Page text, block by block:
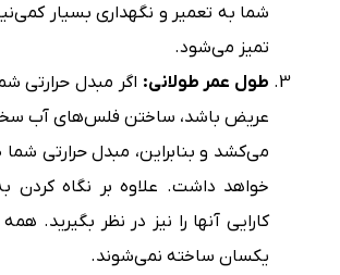
شما به تعمیر و نگهداری بسیار
تمیز می‌شود.
طول عمر طولانی: اگر مبدل حرارتی
عریض باشد، ساختن فلس‌های آب
می‌‌کشد و بنابراین، مبدل حرارتی
خواهد داشت. علاوه بر نگاه کردن به
کارایی آنها را نیز در نظر بگیرید.
یکسان ساخته نمی‌شوند.